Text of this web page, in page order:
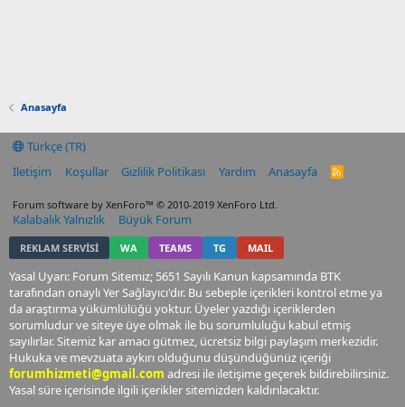
Anasayfa
Türkçe (TR)
İletişim
Koşullar Gizlilik Politikası Yardım Anasayfa
R
Forum software by XenForo™ © 2010-2019 XenForo Ltd.
Kalabalık Yalnızlık Büyük Forum
REKLAM SERVİSİ WA TEAMS TG MAIL
Yasal Uyarı: Forum Sitemiz; 5651 Sayılı Kanun kapsamında BTK
tarafından onaylı Yer Sağlayıcı'dır. Bu sebeple içerikleri kontrol etme ya
da araştırma yükümlülüğü yoktur. Üyeler yazdığı içeriklerden
sorumludur ve siteye üye olmak ile bu sorumluluğu kabul etmiş
sayılırlar. Sitemiz kar amacı gütmez, ücretsiz bilgi paylaşım merkezidir.
Hukuka ve mevzuata aykırı olduğunu düşündüğünüz içeriği
forumhizmeti@gmail.com adresi ile iletişime geçerek bildirebilirsiniz.
Yasal süre içerisinde ilgili içerikler sitemizden kaldırılacaktır.